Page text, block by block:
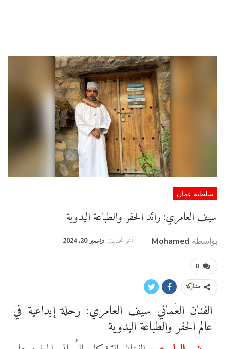
سلطنة عمان
سيف العامري: رائد الحفر والطباعة اليدوية
بواسطة Mohamed آخر تحديث ديسمبر 20, 2024
0
مشاركة
الفنان العُماني سيف العامري: رحلة إبداعية في
عالم الحفر والطباعة اليدوية